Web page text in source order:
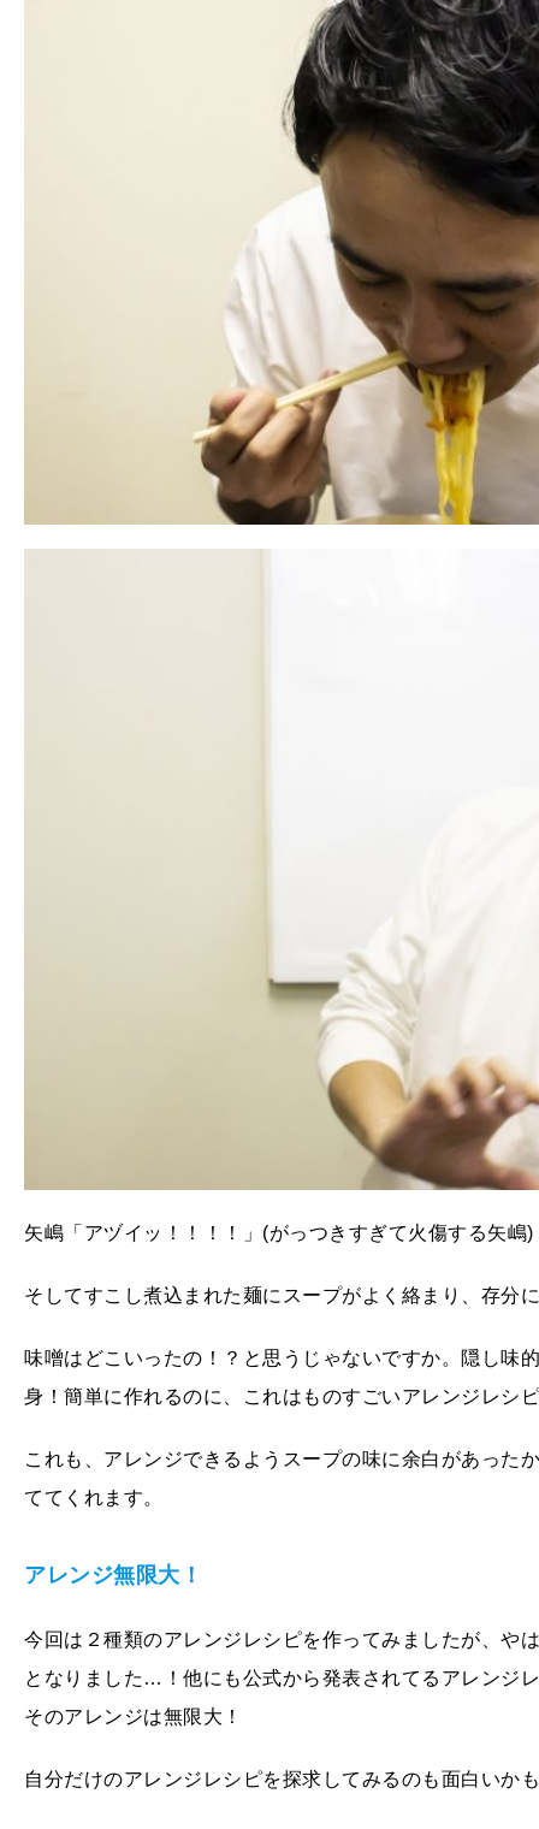
矢嶋「アヅイッ！！！！」(がっつきすぎて火傷する矢嶋)
そしてすこし煮込まれた麺にスープがよく絡まり、存分
味噌はどこいったの！？と思うじゃないですか。隠し味
身！簡単に作れるのに、これはものすごいアレンジレシ
これも、アレンジできるようスープの味に余白があった
ててくれます。
アレンジ無限大！
今回は２種類のアレンジレシピを作ってみましたが、や
となりました…！他にも公式から発表されてるアレンジ
そのアレンジは無限大！
自分だけのアレンジレシピを探求してみるのも面白いか